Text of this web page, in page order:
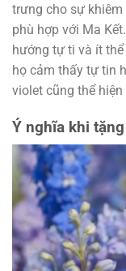
trưng cho sự
phù hợp với Ma
hướng tự ti và ít
họ cảm thấy tự tin
violet cũng thể
Ý nghĩa khi